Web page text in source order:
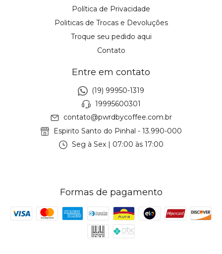
Política de Privacidade
Politicas de Trocas e Devoluções
Troque seu pedido aqui
Contato
Entre em contato
(19) 99950-1319
19995600301
contato@pwrdbycoffee.com.br
Espirito Santo do Pinhal - 13.990-000
Seg à Sex | 07:00 às 17:00
Formas de pagamento